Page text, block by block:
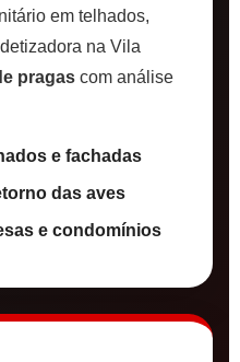
em telhados,
na Vila
pragas com análise
e fachadas
das aves
e condomínios